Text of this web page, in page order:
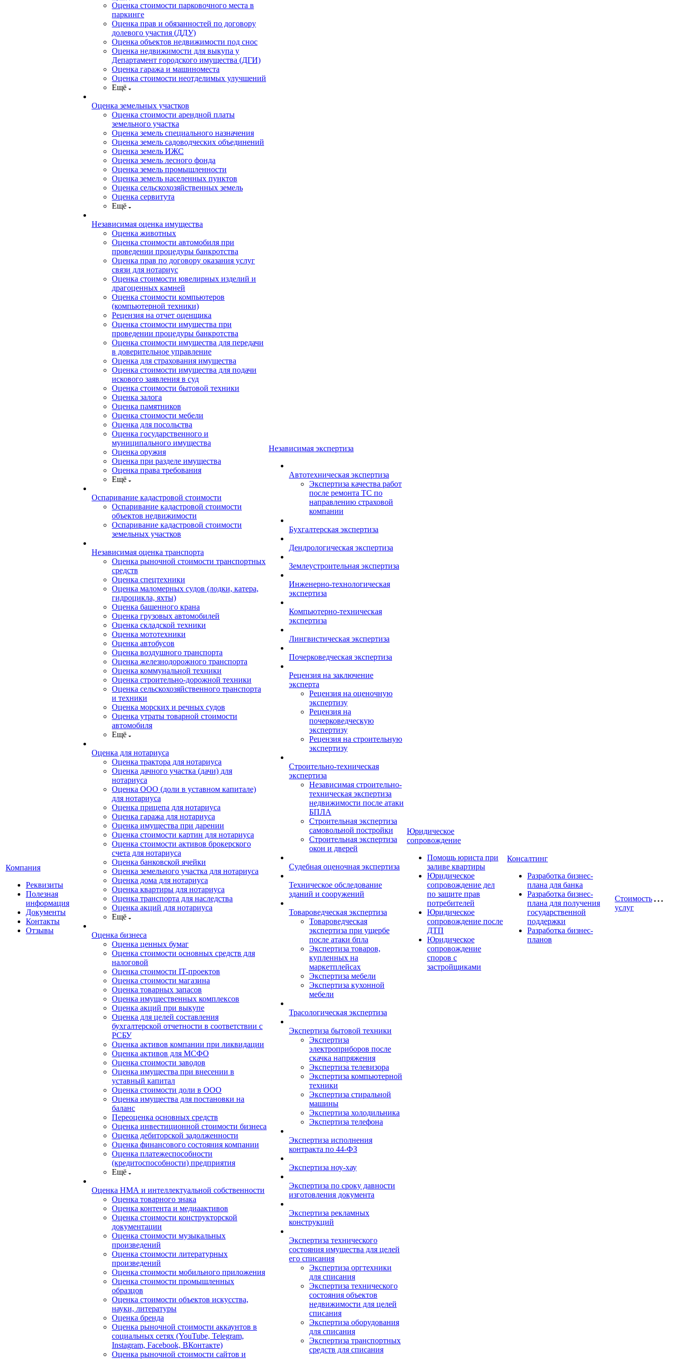
Компания
Реквизиты
Полезная
информация
Документы
Контакты
Отзывы
Оценка стоимости парковочного места в
паркинге
Оценка прав и обязанностей по договору
долевого участия (ДДУ)
Оценка объектов недвижимости под снос
Оценка недвижимости для выкупа у
Департамент городского имущества (ДГИ)
Оценка гаража и машиноместа
Оценка стоимости неотделимых улучшений
Ещё
Оценка земельных участков
Оценка стоимости арендной платы
земельного участка
Оценка земель специального назначения
Оценка земель садоводческих объединений
Оценка земель ИЖС
Оценка земель лесного фонда
Оценка земель промышленности
Оценка земель населенных пунктов
Оценка сельскохозяйственных земель
Оценка сервитута
Ещё
Независимая оценка имущества
Оценка животных
Оценка стоимости автомобиля при
проведении процедуры банкротства
Оценка прав по договору оказания услуг
связи для нотариус
Оценка стоимости ювелирных изделий и
драгоценных камней
Оценка стоимости компьютеров
(компьютерной техники)
Рецензия на отчет оценщика
Оценка стоимости имущества при
проведении процедуры банкротства
Оценка стоимости имущества для передачи
в доверительное управление
Оценка для страхования имущества
Оценка стоимости имущества для подачи
искового заявления в суд
Оценка стоимости бытовой техники
Оценка залога
Оценка памятников
Оценка стоимости мебели
Оценка для посольства
Оценка государственного и
муниципального имущества
Оценка оружия
Оценка при разделе имущества
Оценка права требования
Ещё
Оспаривание кадастровой стоимости
Оспаривание кадастровой стоимости
объектов недвижимости
Оспаривание кадастровой стоимости
земельных участков
Независимая оценка транспорта
Оценка рыночной стоимости транспортных
средств
Оценка спецтехники
Оценка маломерных судов (лодки, катера,
гидроцикла, яхты)
Оценка башенного крана
Оценка грузовых автомобилей
Оценка складской техники
Оценка мототехники
Оценка автобусов
Оценка воздушного транспорта
Оценка железнодорожного транспорта
Оценка коммунальной техники
Оценка строительно-дорожной техники
Оценка сельскохозяйственного транспорта
и техники
Оценка морских и речных судов
Оценка утраты товарной стоимости
автомобиля
Ещё
Оценка для нотариуса
Оценка трактора для нотариуса
Оценка дачного участка (дачи) для
нотариуса
Оценка ООО (доли в уставном капитале)
для нотариуса
Оценка прицепа для нотариуса
Оценка гаража для нотариуса
Оценка имущества при дарении
Оценка стоимости картин для нотариуса
Оценка стоимости активов брокерского
счета для нотариуса
Оценка банковской ячейки
Оценка земельного участка для нотариуса
Оценка дома для нотариуса
Оценка квартиры для нотариуса
Оценка транспорта для наследства
Оценка акций для нотариуса
Ещё
Оценка бизнеса
Оценка ценных бумаг
Оценка стоимости основных средств для
налоговой
Оценка стоимости IT-проектов
Оценка стоимости магазина
Оценка товарных запасов
Оценка имущественных комплексов
Оценка акций при выкупе
Оценка для целей составления
бухгалтерской отчетности в соответствии с
РСБУ
Оценка активов компании при ликвидации
Оценка активов для МСФО
Оценка стоимости заводов
Оценка имущества при внесении в
уставный капитал
Оценка стоимости доли в ООО
Оценка имущества для постановки на
баланс
Переоценка основных средств
Оценка инвестиционной стоимости бизнеса
Оценка дебиторской задолженности
Оценка финансового состояния компании
Оценка платежеспособности
(кредитоспособности) предприятия
Ещё
Оценка НМА и интеллектуальной собственности
Оценка товарного знака
Оценка контента и медиаактивов
Оценка стоимости конструкторской
документации
Оценка стоимости музыкальных
произведений
Оценка стоимости литературных
произведений
Оценка стоимости мобильного приложения
Оценка стоимости промышленных
образцов
Оценка стоимости объектов искусства,
науки, литературы
Оценка бренда
Оценка рыночной стоимости аккаунтов в
социальных сетях (YouTube, Telegram,
Instagram, Facebook, ВКонтакте)
Оценка рыночной стоимости сайтов и
Независимая экспертиза
Автотехническая экспертиза
Экспертиза качества работ
после ремонта ТС по
направлению страховой
компании
Бухгалтерская экспертиза
Дендрологическая экспертиза
Землеустроительная экспертиза
Инженерно-технологическая
экспертиза
Компьютерно-техническая
экспертиза
Лингвистическая экспертиза
Почерковедческая экспертиза
Рецензия на заключение
эксперта
Рецензия на оценочную
экспертизу
Рецензия на
почерковедческую
экспертизу
Рецензия на строительную
экспертизу
Строительно-техническая
экспертиза
Независимая строительно-
техническая экспертиза
недвижимости после атаки
БПЛА
Строительная экспертиза
самовольной постройки
Строительная экспертиза
окон и дверей
Судебная оценочная экспертиза
Техническое обследование
зданий и сооружений
Товароведческая экспертиза
Товароведческая
экспертиза при ущербе
после атаки бпла
Экспертиза товаров,
купленных на
маркетплейсах
Экспертиза мебели
Экспертиза кухонной
мебели
Трасологическая экспертиза
Экспертиза бытовой техники
Экспертиза
электроприборов после
скачка напряжения
Экспертиза телевизора
Экспертиза компьютерной
техники
Экспертиза стиральной
машины
Экспертиза холодильника
Экспертиза телефона
Экспертиза исполнения
контракта по 44-ФЗ
Экспертиза ноу-хау
Экспертиза по сроку давности
изготовления документа
Экспертиза рекламных
конструкций
Экспертиза технического
состояния имущества для целей
его списания
Экспертиза оргтехники
для списания
Экспертиза технического
состояния объектов
недвижимости для целей
списания
Экспертиза оборудования
для списания
Экспертиза транспортных
средств для списания
Юридическое
сопровождение
Помощь юриста при
заливе квартиры
Юридическое
сопровождение дел
по защите прав
потребителей
Юридическое
сопровождение после
ДТП
Юридическое
сопровождение
споров с
застройщиками
Консалтинг
Разработка бизнес-
плана для банка
Разработка бизнес-
плана для получения
государственной
поддержки
Разработка бизнес-
планов
Стоимость
услуг